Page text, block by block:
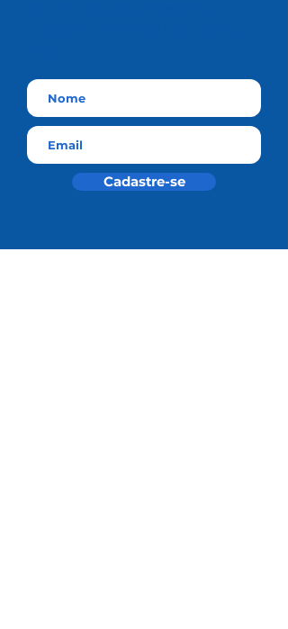
Cadastre-se